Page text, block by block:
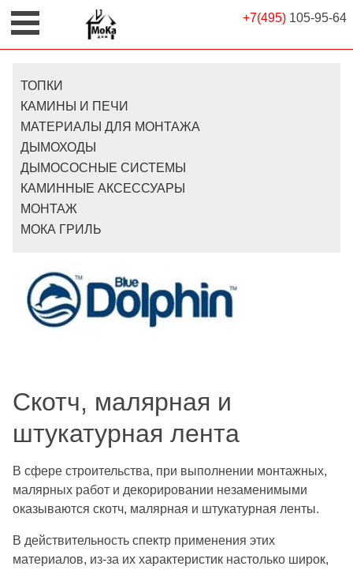
+7(495) 105-95-64
Скотч, малярная и
штукатурная лента
В сфере строительства, при выполнении монтажных,
малярных работ и декорировании незаменимыми
оказываются скотч, малярная и штукатурная ленты.
В действительность спектр применения этих
материалов, из-за их характеристик настолько широк,
ТОПКИ
КАМИНЫ И ПЕЧИ
МАТЕРИАЛЫ ДЛЯ МОНТАЖА
ДЫМОХОДЫ
ДЫМОСОСНЫЕ СИСТЕМЫ
КАМИННЫЕ АКСЕССУАРЫ
МОНТАЖ
МОКА ГРИЛЬ